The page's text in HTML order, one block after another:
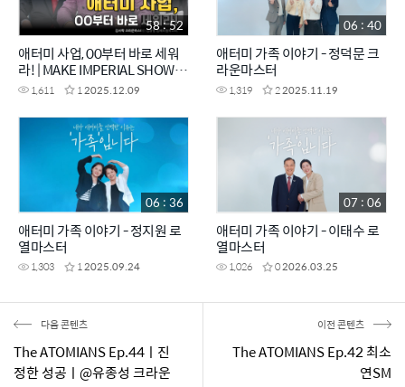
애터미 사업, 00부터 바로 세워
라! | MAKE IMPERIAL SHOW
EP.61,611 12025.12.09
58 : 52
애터미 가족 이야기 - 정덕문 크
라운마스터
1,319 22025.11.19
06 : 40
애터미 가족 이야기 - 정지원 로
열마스터
1,303 12025.09.24
06 : 36
애터미 가족 이야기 - 이태수 로
열마스터
1,026 02026.03.25
07 : 06
다음 콘텐츠
The ATOMIANS Ep.44ㅣ진
정한 성공ㅣ@유종성 크라운
이전 콘텐츠
The ATOMIANS Ep.42 최소
연SM